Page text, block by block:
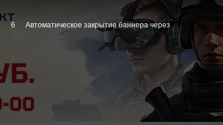
5 Автоматическое закрытие баннера через